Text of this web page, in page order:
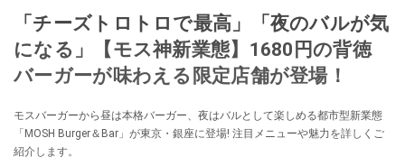
「チーズトロトロで最高」「夜のバルが気
になる」【モス神新業態】1680円の背徳
バーガーが味わえる限定店舗が登場！
モスバーガーから昼は本格バーガー、夜はバルとして楽しめる都市型新業態
「MOSH Burger＆Bar」が東京・銀座に登場! 注目メニューや魅力を詳しくご
紹介します。